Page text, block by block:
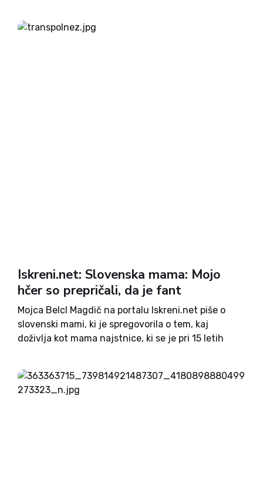
parka. Drugo in tretje mesto zasedata
volkswagna, golf in passat, pri...
Iskreni.net: Slovenska mama: Mojo
hčer so prepričali, da je fant
Mojca Belcl Magdič na portalu Iskreni.net piše o
slovenski mami, ki je spregovorila o tem, kaj
doživlja kot mama najstnice, ki se je pri 15 letih
pričevanje je izjemno, ker je...